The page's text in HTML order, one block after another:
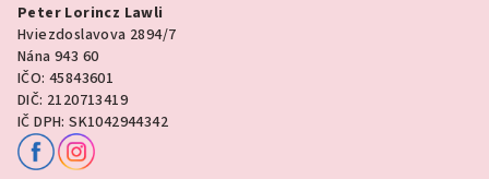
Peter Lorincz Lawli
Hviezdoslavova 2894/7
Nána 943 60
IČO: 45843601
DIČ: 2120713419
IČ DPH: SK1042944342